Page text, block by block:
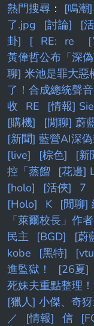
熱門搜尋 ： [鳴潮
了.jpg
[討論] [
卦]
[ RE: re
黃偉哲公布「深
聊] 米池是罪大惡
了！合成總統聲音
收
RE [情報]
[購機]
[閒聊] 蔚
[新聞] 藍營AI深
[live]
[棕色]
[新
控「蒸餾
[花邊]
[holo]
[活俠] 7
[Holo]
K [閒聊]
「萊爾校長」作
民主
[BGD] [蔚
kobe
[黑特]
進監獄！
[26夏]
死妹夫重點整理
[獵人] 小傑、奇
／
[情報] 信